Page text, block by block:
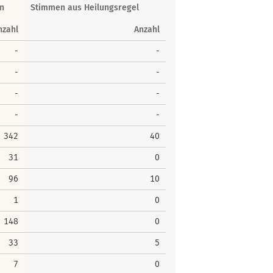
Stimmen aus Heilungsregel
Anzahl
- -
- -
- -
- -
342 40
31 0
96 10
1 0
148 0
33 5
7 0